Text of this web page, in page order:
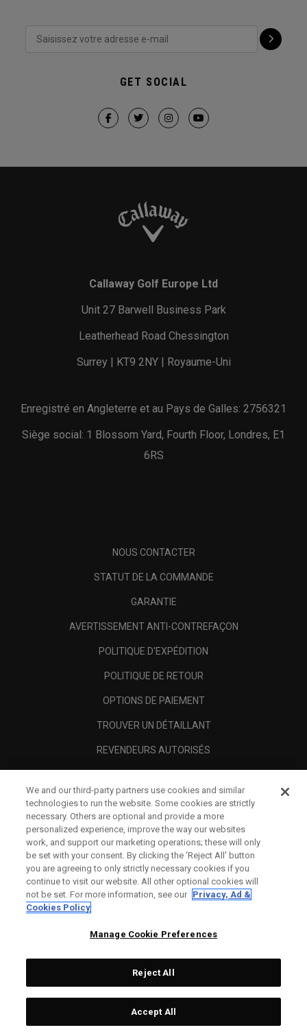
GET SOCIAL
Callaway Golf Europe Ltd
Unit 27 Barwell Business Park
Leatherhead Road Chessington
Surrey | KT9 2NY | Royaume-Uni
Enregistré en Angleterre et au Pays de Galles: 2756321
Siège social: 1 Blossom Yard, Fourth Floor, Londres, E1
6RS
NOUS CONTACTER
STATUT DE LA COMMANDE
GARANTIE
AVERTISSEMENT ANTI-CONTREFAÇON
POLITIQUE D'EXPÉDITION
POLITIQUE DE RETOUR
OPTIONS DE PAIEMENT
TROUVER UN DÉTAILLANT
REVENDEURS AUTORISÉS
A PROPOS
MENTIONS LÉGALES
Topgolf Callaway Brands.
All rights reserved.
We and our third-party partners use cookies and similar
technologies to run the website. Some cookies are strictly
necessary. Others are optional and provide a more
personalized experience, improve the way our websites
work, and support our marketing operations; these will only
be set with your consent. By clicking the ‘Reject All' button
you are agreeing to only strictly necessary cookies if you
continue to visit our website. All other optional cookies will
not be set. For more information, see our Privacy, Ad &
Cookies Policy
Manage Cookie Preferences
Reject All
Accept All